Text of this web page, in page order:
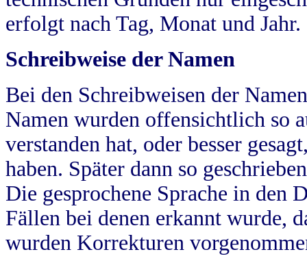
erfolgt nach Tag, Monat und Jahr.
Schreibweise der Namen
Bei den Schreibweisen der
Namen wurden offensichtlich so
verstanden hat, oder besser
haben. Später dann so
Die gesprochene Sprache in
Fällen bei denen erkannt wurde,
wurden Korrekturen